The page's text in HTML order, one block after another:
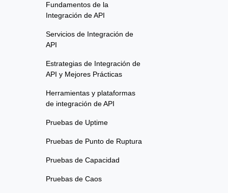
Fundamentos de la
Integración de API
Servicios de Integración de
API
Estrategias de Integración de
API y Mejores Prácticas
Herramientas y plataformas
de integración de API
Pruebas de Uptime
Pruebas de Punto de Ruptura
Pruebas de Capacidad
Pruebas de Caos